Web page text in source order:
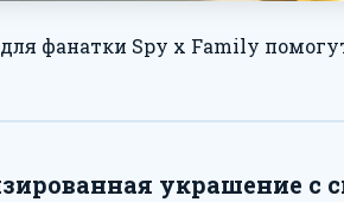
фанатки Spy x Family
украшение с